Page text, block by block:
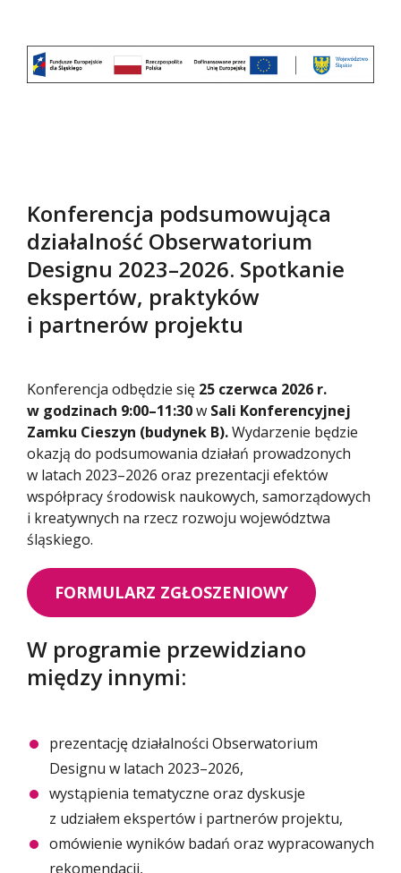
Konferencja podsumowująca
działalność Obserwatorium
Designu 2023–2026. Spotkanie
ekspertów, praktyków
i partnerów projektu
Konferencja odbędzie się 25 czerwca 2026 r.
w godzinach 9:00–11:30w Sali Konferencyjnej
Zamku Cieszyn (budynek B).Wydarzenie będzie
okazją do podsumowania działań prowadzonych
w latach 2023–2026 oraz prezentacji efektów
współpracy środowisk naukowych, samorządowych
i kreatywnych na rzecz rozwoju województwa
śląskiego.
FORMULARZ ZGŁOSZENIOWY
W programie przewidziano
między innymi:
prezentację działalności Obserwatorium
Designu w latach 2023–2026,
wystąpienia tematyczne oraz dyskusje
z udziałem ekspertów i partnerów projektu,
omówienie wyników badań oraz wypracowanych
rekomendacji,